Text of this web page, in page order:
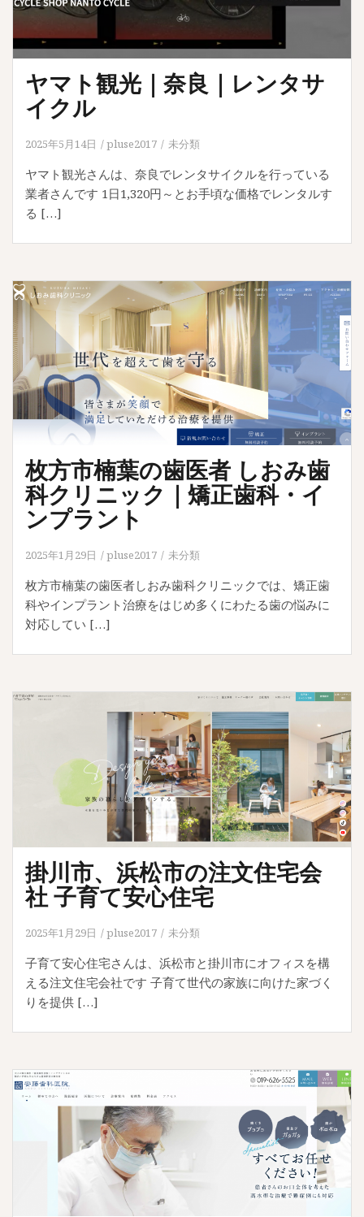
ヤマト観光｜奈良｜レンタサ
イクル
2025年5月14日 pluse2017 未分類
ヤマト観光さんは、奈良でレンタサイクルを行っている
業者さんです 1日1,320円～とお手頃な価格でレンタルす
る […]
枚方市楠葉の歯医者 しおみ歯
科クリニック｜矯正歯科・イ
ンプラント
2025年1月29日 pluse2017 未分類
枚方市楠葉の歯医者しおみ歯科クリニックでは、矯正歯
科やインプラント治療をはじめ多くにわたる歯の悩みに
対応してい […]
掛川市、浜松市の注文住宅会
社 子育て安心住宅
2025年1月29日 pluse2017 未分類
子育て安心住宅さんは、浜松市と掛川市にオフィスを構
える注文住宅会社です 子育て世代の家族に向けた家づく
りを提供 […]